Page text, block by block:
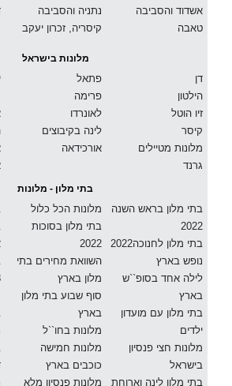
נתניה והסביבה
קיסריה, זכרון יעקב
אשדוד והסביבה
טאבה
מלונות בישראל
פתאל
פרימה
לאונרדו
לינה בקיבוצים
אורכידאה
דן
הילטון
זיו הוטל
קיסר
מלונות מטיילים
גרנד
בתי מלון - מלונות
מלונות הכל כלול
בתי מלון בסוכות
2022
השוואת מחירים בתי
מלון בארץ
סוף שבוע בתי מלון
בארץ
מלונות בחו``ל
מלונות חמישה
כוכבים בארץ
מלונות פנסיון מלא
בתי מלון בראש השנה
2022
בתי מלון לחנוכה2022
נופש בארץ
לילה אחד בסופ``ש
בארץ
בתי מלון עם מועדון
ילדים
מלונות חצי פנסיון
בישראל
בתי מלון לינה וארוחת